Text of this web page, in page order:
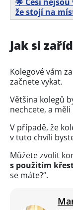
že stojí na
Jak si
Kolegové vám
začnete vykat.
Většina kolegů
nechcete, a
V případě, že
v tuto chvíli
Můžete zvolit
s použitím
se máte?“.